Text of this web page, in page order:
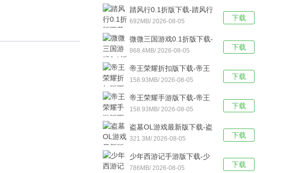
v1.0.0安卓版下载
下载
踏风行0.1折版下载-踏风行
折扣版 v3.0.1安卓版下载
692MB/ 2026-08-05
下载
微微三国游戏0.1折版下载-
微微三国福利版 v1.0安卓
版下载
868.4MB/ 2026-08-05
下载
帝王荣耀折扣版下载-帝王
荣耀满VIP福利版v9.0安卓
版下载
158.93MB/ 2026-08-05
下载
帝王荣耀手游版下载-帝王
荣耀鬼服资源独享版 v9.0
安卓版下载
158.93MB/ 2026-08-05
下载
盗墓OL游戏最新版下载-盗
墓OL官方版 V2.934安卓版
下载
321.3M/ 2026-08-05
下载
少年西游记手游版下载-少
年西游记 v9.5.03安卓版下
786MB/ 2026-08-05